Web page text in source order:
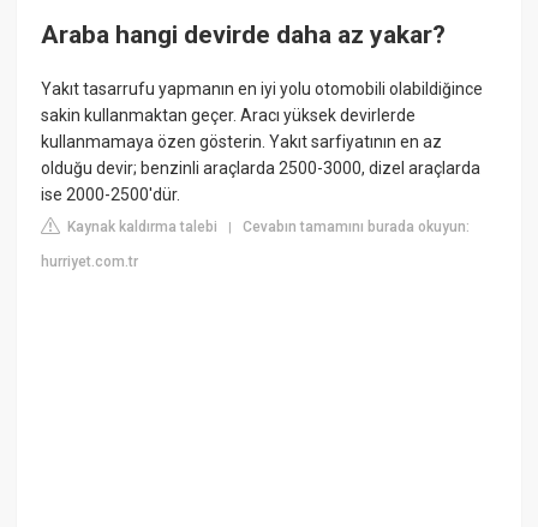
Araba hangi devirde daha az yakar?
Yakıt tasarrufu yapmanın en iyi yolu otomobili olabildiğince
sakin kullanmaktan geçer. Aracı yüksek devirlerde
kullanmamaya özen gösterin. Yakıt sarfiyatının en az
olduğu devir; benzinli araçlarda 2500-3000, dizel araçlarda
ise 2000-2500'dür.
Kaynak kaldırma talebi |Cevabın tamamını burada okuyun:
hurriyet.com.tr